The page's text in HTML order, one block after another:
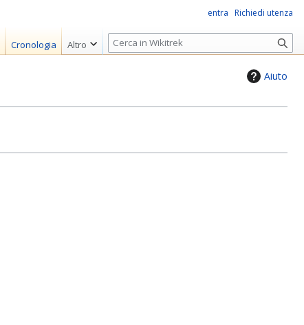
Aiuto
entra Richiedi utenza
Cronologia Altro
R
i
r